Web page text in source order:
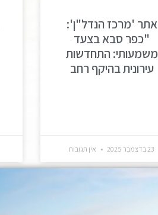
אתר 'מרכז הנדל"ן':
"כפר סבא בצעד
משמעותי: התחדשות
עירונית בהיקף רחב
23 בדצמבר 2025 אין תגובות